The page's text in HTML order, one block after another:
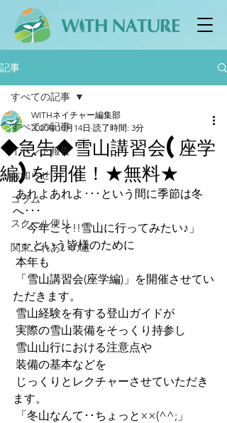
記事
すべての記事
イベント報告
お知らせ
コラム
スクール便り
関東ふれあいの道
すべての記事
◆急告◆雪山講習会(座学
編)を開催！★無料★
WITHネイチャー編集部
2020年10月14日 読了時間: 3分
あれよあれよ･･･という間に季節は冬
へ･･･
「今年こそ!!雪山に行ってみたい♪」
･･･という皆様のために
本年も
ただきます。
雪山経験を有する登山ガイドが
実際の雪山装備をそっくり持参し
雪山山行における注意点や
装備の基本などを
ます。
「冬山なんて･･ちょっと××(^^;」